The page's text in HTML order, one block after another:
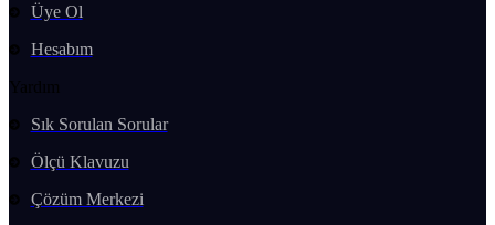
Üye Ol
Hesabım
Yardım
Sık Sorulan Sorular
Ölçü Klavuzu
Çözüm Merkezi